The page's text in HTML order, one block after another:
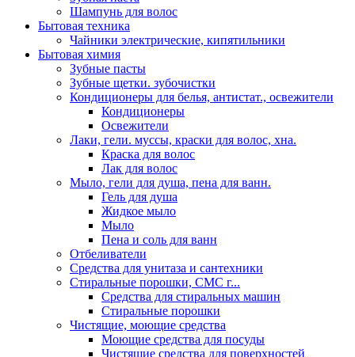
Шампунь для волос
Бытовая техника
Чайники электрические, кипятильники
Бытовая химия
Зубные пасты
Зубные щетки. зубочистки
Кондиционеры для белья, антистат., освежители
Кондиционеры
Освежители
Лаки, гели. муссы, краски для волос, хна.
Краска для волос
Лак для волос
Мыло, гели для душа, пена для ванн.
Гель для душа
Жидкое мыло
Мыло
Пена и соль для ванн
Отбеливатели
Средства для унитаза и сантехники
Стиральные порошки, СМС г...
Средства для стиральных машин
Стиральные порошки
Чистящие, моющие средства
Моющие средства для посуды
Чистящие средства для поверхностей